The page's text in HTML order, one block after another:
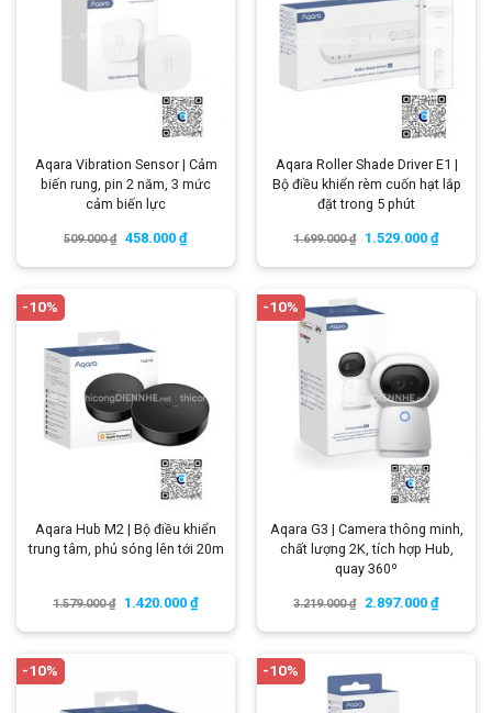
Aqara Vibration Sensor | Cảm
biến rung, pin 2 năm, 3 mức
cảm biến lực
509.000₫ 458.000 ₫
Aqara Roller Shade Driver E1 |
Bộ điều khiển rèm cuốn hạt lắp
đặt trong 5 phút
1.699.000₫ 1.529.000 ₫
-10%
Aqara Hub M2 | Bộ điều khiển
trung tâm, phủ sóng lên tới 20m
1.579.000₫ 1.420.000 ₫
-10%
Aqara G3 | Camera thông minh,
chất lượng 2K, tích hợp Hub,
quay 360º
3.219.000₫ 2.897.000 ₫
-10% -10%